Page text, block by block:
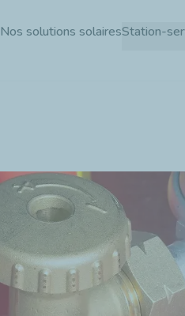
Aller
Nos solutions solairesStation-